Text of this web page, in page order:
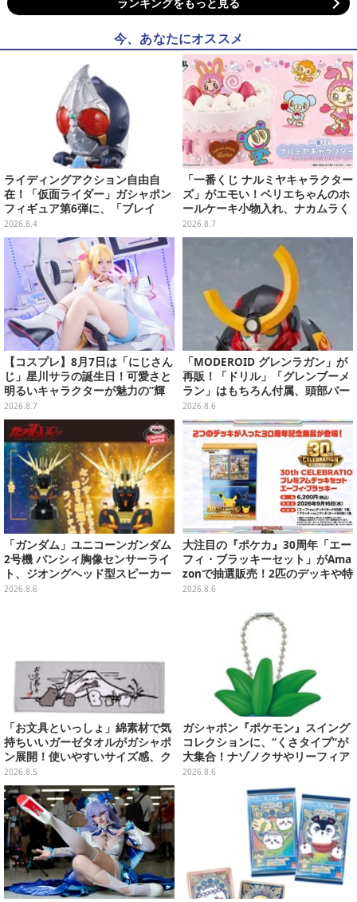
今、あなたにオススメ
ライディングアクション自由自
在！「仮面ライダー」ガシャポン
フィギュア第6弾に、「ブレイ
ド」「フォーゼ」など全4種
2026.8.4
「一番くじ ナルミヤキャラクター
ズ」がエモい！ベリエちゃんのホ
ールケーキ小物入れ、ナカムラく
んのマスコットなどがズラリ
2026.8.7
【コスプレ】8月7日は「にじさん
じ」星川サラの誕生日！可愛さと
明るいキャラクターが魅力の“輝
く一番星”な美女レイヤーまとめ
【写真40枚】
2026.8.7
「MODEROID グレンラガン」が
再販！「ドリル」「グレンブーメ
ラン」はもちろん付属、頭部パー
ツを組み替えると「ラガン」も再
現可能
2026.8.6
「ガンダム」ユニコーンガンダム
2号機 バンシィ胸像センサーライ
ト、ジオングヘッド型スピーカー
が順次プライズ展開！
2026.8.6
大注目の『ポケカ』30周年「エー
フィ・ブラッキーセット」がAma
zonで抽選販売！2匹のデッキや特
別カードを収録
2026.8.6
「お文具といっしょ」綿素材で気
持ちいいガーゼタオルがガシャポ
ン展開！使いやすいサイズ感、ク
ールな和柄や可愛らしいお寿司な
ど全4種
2026.8.5
ガシャポン『ポケモン』スイング
コレクションに、“くさタイプ”が
大集合！ナゾノクサやリーフィア
など全5種が仲間入り
2026.8.6